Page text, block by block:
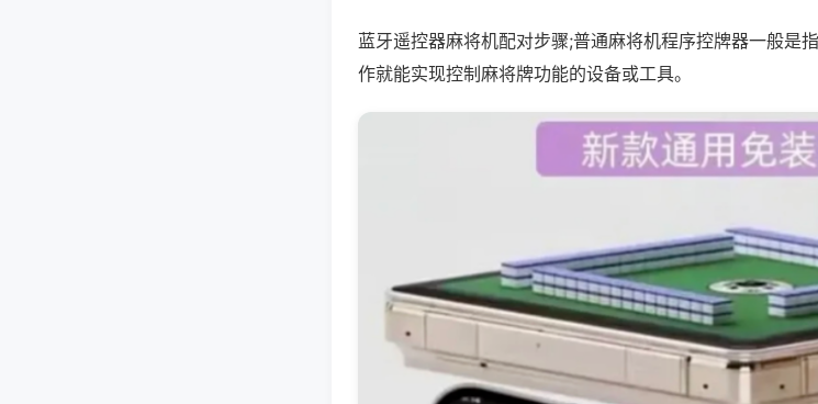
蓝牙遥控器麻将机配对步骤;普通麻将机程序控牌器一般是
作就能实现控制麻将牌功能的设备或工具。